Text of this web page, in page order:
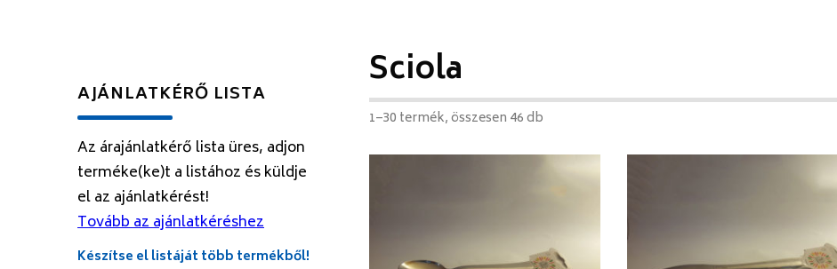
AJÁNLATKÉRŐ LISTA
Az árajánlatkérő lista üres, adjon
terméke(ke)t a listához és küldje
el az ajánlatkérést!
Tovább az ajánlatkéréshez
Készítse el listáját több termékből!
Sciola
1–30 termék, összesen 46 db